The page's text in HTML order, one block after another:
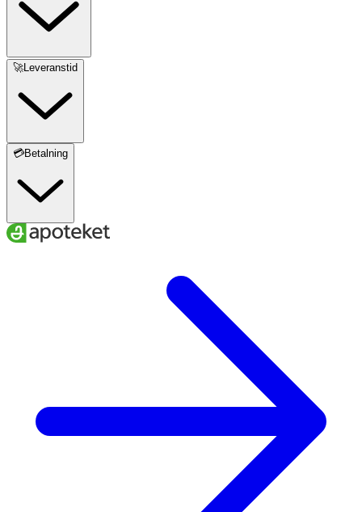
🚀Leveranstid
💳Betalning